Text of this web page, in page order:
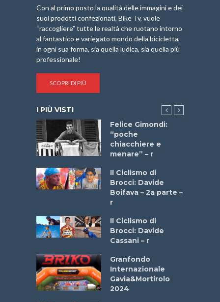
Con al primo posto la qualità delle immagini e dei
suoi prodotti confezionati, Bike Tv, vuole
“raccogliere” tutte le realtà che ruotano intorno
al fantastico e variegato mondo della bicicletta,
in ogni sua forma, sia quella ludica, sia quella più
professionale!
SCOPRI DI PIÙ
I PIÙ VISTI
Felice Gimondi:
“poche
chiacchiere e
menare” – r
Il Ciclismo di
Brocci: Davide
Boifava – 2a parte –
r
Il Ciclismo di
Brocci: Davide
Cassani – r
Granfondo
Internazionale
Gavia&Mortirolo
2024